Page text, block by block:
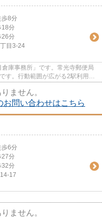
歩8分
18分
26分
丁目3-24
庫事務所」です。常光寺郵便局
す。行動範囲が広がる2駅利用可
ません。
問い合わせはこちら
歩6分
27分
32分
17
ません。